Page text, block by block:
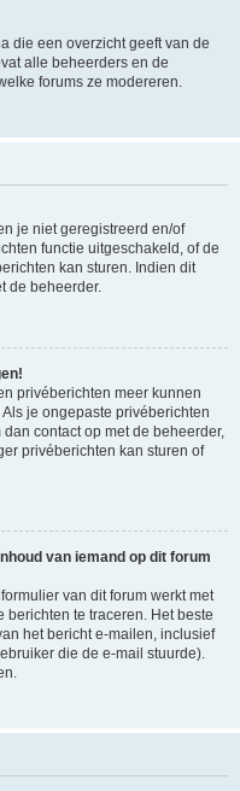
die een overzicht geeft van de
alle beheerders en de
forums ze modereren.
je niet geregistreerd en/of
functie uitgeschakeld, of de
kan sturen. Indien dit
de beheerder.
privéberichten meer kunnen
je ongepaste privéberichten
contact op met de beheerder,
privéberichten kan sturen of
van iemand op dit forum
van dit forum werkt met
te traceren. Het beste
het bericht e-mailen, inclusief
die de e-mail stuurde).